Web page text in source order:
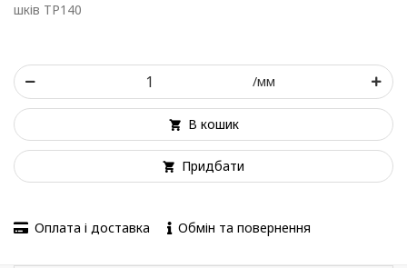
шків TP140
/мм
В кошик
Придбати
Оплата і доставка Обмін та повернення